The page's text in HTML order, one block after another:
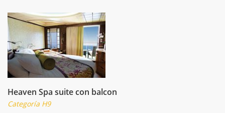
Heaven Spa suite con balcon
Categoría H9